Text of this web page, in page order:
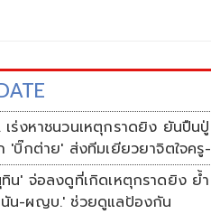
เร่งหาชนวนเหตุกราดยิง ยันปืนปู่
'บิ๊กต่าย' ส่งทีมเยียวยาจิตใจครู-
น' จ่อลงดูที่เกิดเหตุกราดยิง ย้ำ
น-ผญบ.' ช่วยดูแลป้องกัน